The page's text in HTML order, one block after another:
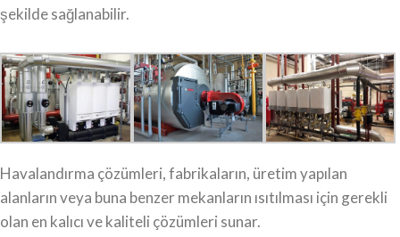
şekilde sağlanabilir.
Havalandırma çözümleri, fabrikaların, üretim yapılan
alanların veya buna benzer mekanların ısıtılması için gerekli
olan en kalıcı ve kaliteli çözümleri sunar.